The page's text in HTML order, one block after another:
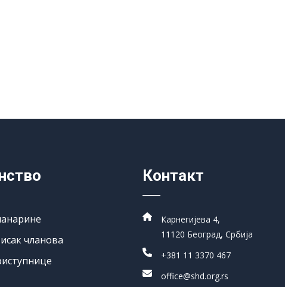
чланова
Контакт
Карнегијева 4,
11120 Београд, Србија
+381 11 3370 467
office@shd.org.rs